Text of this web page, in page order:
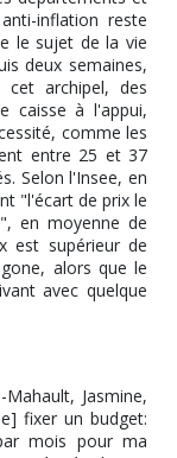
inflation reste
le sujet de la vie
deux semaines,
cet archipel, des
caisse à l'appui,
comme les
entre 25 et 37
Selon l'Insee, en
"l'écart de prix le
en moyenne de
est supérieur de
alors que le
avec quelque
Jasmine,
fixer un budget:
mois pour ma